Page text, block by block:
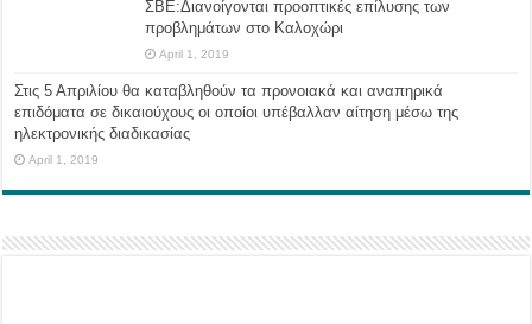
ΣΒΕ:Διανοίγονται προοπτικές επίλυσης των
προβλημάτων στο Καλοχώρι
April 1, 2019
Στις 5 Απριλίου θα καταβληθούν τα προνοιακά και αναπηρικά
επιδόματα σε δικαιούχους οι οποίοι υπέβαλλαν αίτηση μέσω της
ηλεκτρονικής διαδικασίας
April 1, 2019